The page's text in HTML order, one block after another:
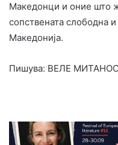
Македонци и оние што
сопствената слободна
Македонија.
Пишува: ВЕЛЕ